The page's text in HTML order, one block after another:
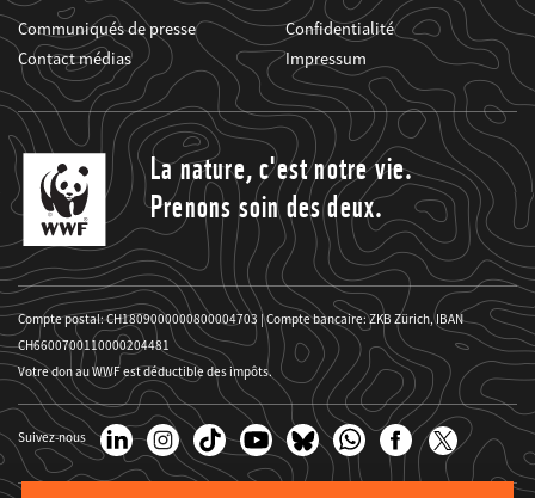
Communiqués de presse
Contact médias
Confidentialité
Impressum
La nature, c'est notre vie.
Prenons soin des deux.
Compte postal: CH1809000000800004703 | Compte bancaire: ZKB Zürich, IBAN
CH6600700110000204481
Votre don au WWF est déductible des impôts.
Suivez-nous